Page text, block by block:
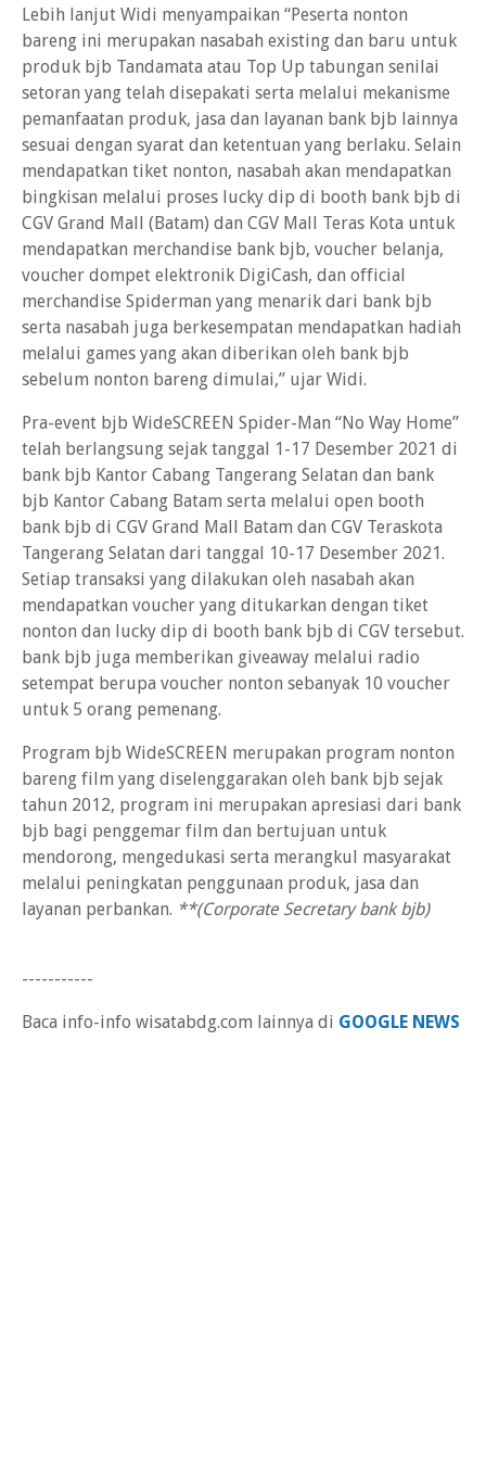
Lebih lanjut Widi menyampaikan “Peserta nonton
bareng ini merupakan nasabah existing dan baru untuk
produk bjb Tandamata atau Top Up tabungan senilai
setoran yang telah disepakati serta melalui mekanisme
pemanfaatan produk, jasa dan layanan bank bjb lainnya
sesuai dengan syarat dan ketentuan yang berlaku. Selain
mendapatkan tiket nonton, nasabah akan mendapatkan
bingkisan melalui proses lucky dip di booth bank bjb di
CGV Grand Mall (Batam) dan CGV Mall Teras Kota untuk
mendapatkan merchandise bank bjb, voucher belanja,
voucher dompet elektronik DigiCash, dan official
merchandise Spiderman yang menarik dari bank bjb
serta nasabah juga berkesempatan mendapatkan hadiah
melalui games yang akan diberikan oleh bank bjb
sebelum nonton bareng dimulai,” ujar Widi.
Pra-event bjb WideSCREEN Spider-Man “No Way Home”
telah berlangsung sejak tanggal 1-17 Desember 2021 di
bank bjb Kantor Cabang Tangerang Selatan dan bank
bjb Kantor Cabang Batam serta melalui open booth
bank bjb di CGV Grand Mall Batam dan CGV Teraskota
Tangerang Selatan dari tanggal 10-17 Desember 2021.
Setiap transaksi yang dilakukan oleh nasabah akan
mendapatkan voucher yang ditukarkan dengan tiket
nonton dan lucky dip di booth bank bjb di CGV tersebut.
bank bjb juga memberikan giveaway melalui radio
setempat berupa voucher nonton sebanyak 10 voucher
untuk 5 orang pemenang.
Program bjb WideSCREEN merupakan program nonton
bareng film yang diselenggarakan oleh bank bjb sejak
tahun 2012, program ini merupakan apresiasi dari bank
bjb bagi penggemar film dan bertujuan untuk
mendorong, mengedukasi serta merangkul masyarakat
melalui peningkatan penggunaan produk, jasa dan
layanan perbankan. **(Corporate Secretary bank bjb)
-----------
Baca info-info wisatabdg.com lainnya di GOOGLE NEWS